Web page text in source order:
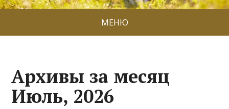
МЕНЮ
Архивы за месяц
Июль, 2026